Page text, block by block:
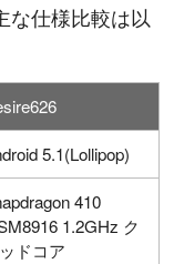
な仕様比較は以
5.1(Lollipop)
410
1.2GHz ク
ドコア